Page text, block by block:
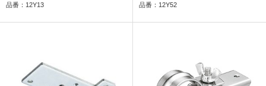
品番：12Y13 品番：12Y52